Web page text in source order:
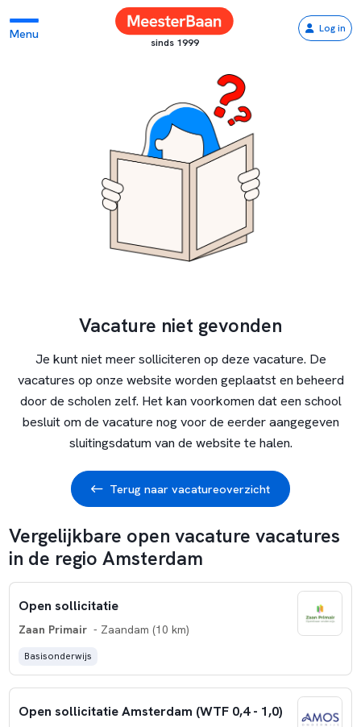
Menu
sinds 1999
Log in
Vacature niet gevonden
Je kunt niet meer solliciteren op deze vacature. De
vacatures op onze website worden geplaatst en beheerd
door de scholen zelf. Het kan voorkomen dat een school
besluit om de vacature nog voor de eerder aangegeven
sluitingsdatum van de website te halen.
Terug naar vacatureoverzicht
Vergelijkbare open vacature vacatures
in de regio Amsterdam
Open sollicitatie
Zaan Primair - Zaandam (10 km)
Basisonderwijs
Open sollicitatie Amsterdam (WTF 0,4 - 1,0)